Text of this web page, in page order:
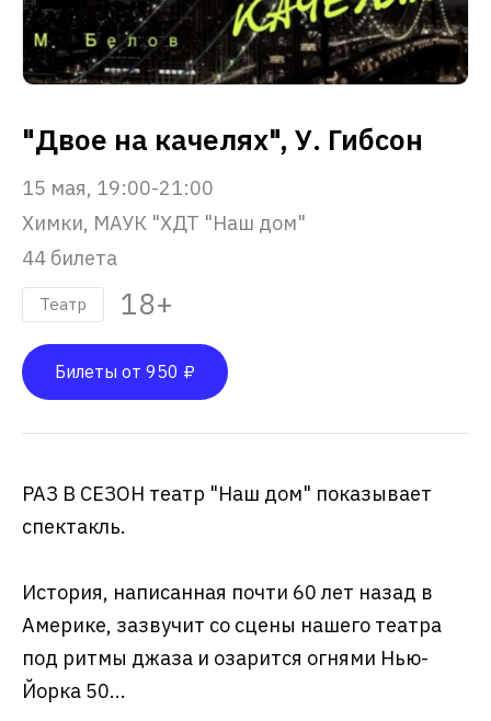
"Двое на качелях", У. Гибсон
15 мая, 19:00-21:00
Химки, МАУК "ХДТ "Наш дом"
44 билета
Театр 18+
Билеты от 950 ₽
РАЗ В СЕЗОН театр "Наш дом" показывает
спектакль.
История, написанная почти 60 лет назад в
Америке, зазвучит со сцены нашего театра
под ритмы джаза и озарится огнями Нью-
Йорка 50...